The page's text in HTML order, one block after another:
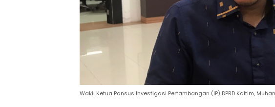
Wakil Ketua Pansus Investigasi Pertambangan (IP) DPRD Kaltim,